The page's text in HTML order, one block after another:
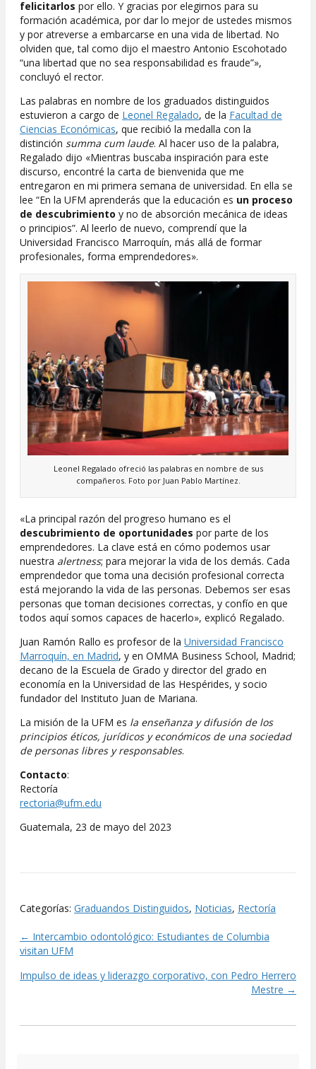
felicitarlos por ello. Y gracias por elegirnos para su
formación académica, por dar lo mejor de ustedes mismos
y por atreverse a embarcarse en una vida de libertad. No
olviden que, tal como dijo el maestro Antonio Escohotado
“una libertad que no sea responsabilidad es fraude”»,
concluyó el rector.
Las palabras en nombre de los graduados distinguidos
estuvieron a cargo de Leonel Regalado, de la Facultad de
Ciencias Económicas, que recibió la medalla con la
distinción summa cum laude. Al hacer uso de la palabra,
Regalado dijo «Mientras buscaba inspiración para este
discurso, encontré la carta de bienvenida que me
entregaron en mi primera semana de universidad. En ella se
lee “En la UFM aprenderás que la educación es un proceso
de descubrimiento y no de absorción mecánica de ideas
o principios”. Al leerlo de nuevo, comprendí que la
Universidad Francisco Marroquín, más allá de formar
profesionales, forma emprendedores».
Leonel Regalado ofreció las palabras en nombre de sus
compañeros. Foto por Juan Pablo Martínez.
«La principal razón del progreso humano es el
descubrimiento de oportunidades por parte de los
emprendedores. La clave está en cómo podemos usar
nuestra alertness; para mejorar la vida de los demás. Cada
emprendedor que toma una decisión profesional correcta
está mejorando la vida de las personas. Debemos ser esas
personas que toman decisiones correctas, y confío en que
todos aquí somos capaces de hacerlo», explicó Regalado.
Juan Ramón Rallo es profesor de la Universidad Francisco
Marroquín, en Madrid, y en OMMA Business School, Madrid;
decano de la Escuela de Grado y director del grado en
economía en la Universidad de las Hespérides, y socio
fundador del Instituto Juan de Mariana.
La misión de la UFM es la enseñanza y difusión de los
principios éticos, jurídicos y económicos de una sociedad
de personas libres y responsables.
Contacto:
Rectoría
rectoria@ufm.edu
Guatemala, 23 de mayo del 2023
Categorías: Graduandos Distinguidos, Noticias, Rectoría
Posts
navigation
← Intercambio odontológico: Estudiantes de Columbia
visitan UFM
Impulso de ideas y liderazgo corporativo, con Pedro Herrero
Mestre →